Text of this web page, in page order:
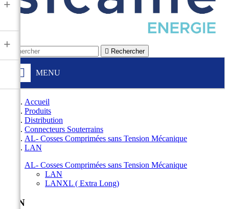
 Rechercher
MENU
+
+
Accueil
Produits
Distribution
Connecteurs Souterrains
AL- Cosses Comprimées sans Tension Mécanique
LAN
AL- Cosses Comprimées sans Tension Mécanique
LAN
LANXL ( Extra Long)
LAN